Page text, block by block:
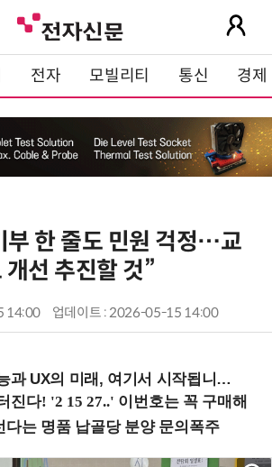
전자 모빌리티 통신 경제
부 한 줄도 민원 걱정…교
선 추진할 것”
14:00 업데이트 : 2026-05-15 14:00
의 미래, 여기서 시작됩니다! (9/2 강남역)